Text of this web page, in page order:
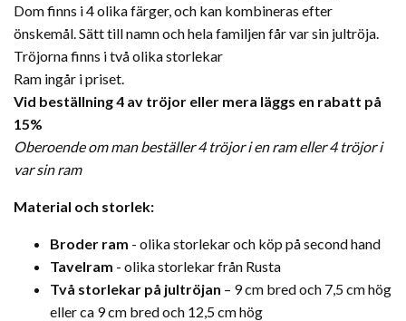
Dom finns i 4 olika färger, och kan kombineras efter
önskemål. Sätt till namn och hela familjen får var sin jultröja.
Tröjorna finns i två olika storlekar
Ram ingår i priset.
Vid beställning 4 av tröjor eller mera läggs en rabatt på
15%
Oberoende om man beställer 4 tröjor i en ram eller 4 tröjor i
var sin ram
Material och storlek:
Broder ram - olika storlekar och köp på second hand
Tavelram - olika storlekar från Rusta
Två storlekar på jultröjan – 9 cm bred och 7,5 cm hög
eller ca 9 cm bred och 12,5 cm hög